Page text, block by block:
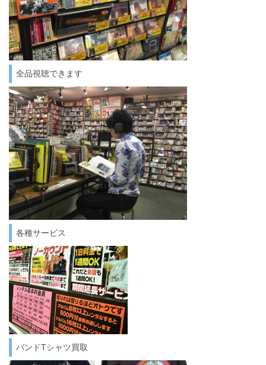
全品視聴できます
各種サービス
バンドTシャツ買取